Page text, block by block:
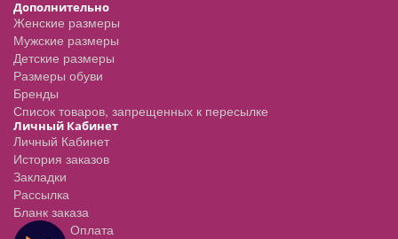
Дополнительно
Женские размеры
Мужские размеры
Детские размеры
Размеры обуви
Бренды
Список товаров, запрещенных к пересылке
Личный Кабинет
Личный Кабинет
История заказов
Закладки
Рассылка
Бланк заказа
Оплата